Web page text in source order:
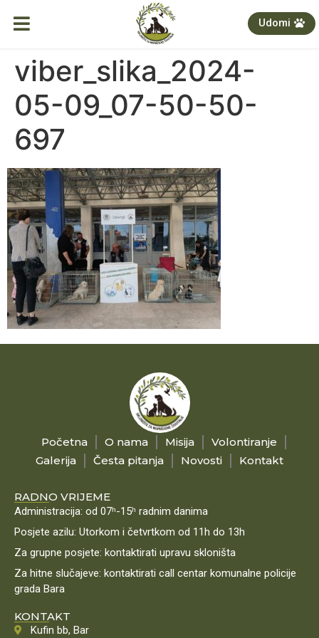
Udomi
viber_slika_2024-
05-09_07-50-50-
697
Početna O nama Misija
Volontiranje
Galerija
Česta pitanja Novosti Kontakt
RADNO VRIJEME
Administracija: od 07ʰ-15ʰ radnim danima
Posjete azilu: Utorkom i četvrtkom od 11h do 13h
Za grupne posjete: kontaktirati upravu skloništa
Za hitne slučajeve: kontaktirati call centar komunalne policije
grada Bara
KONTAKT
Kufin bb, Bar